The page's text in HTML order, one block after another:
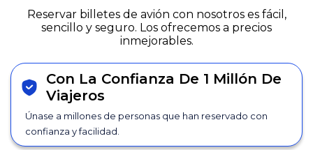
Reservar billetes de avión con nosotros es fácil,
sencillo y seguro. Los ofrecemos a precios
inmejorables.
Con La Confianza De 1 Millón De
Viajeros
Únase a millones de personas que han reservado con
confianza y facilidad.